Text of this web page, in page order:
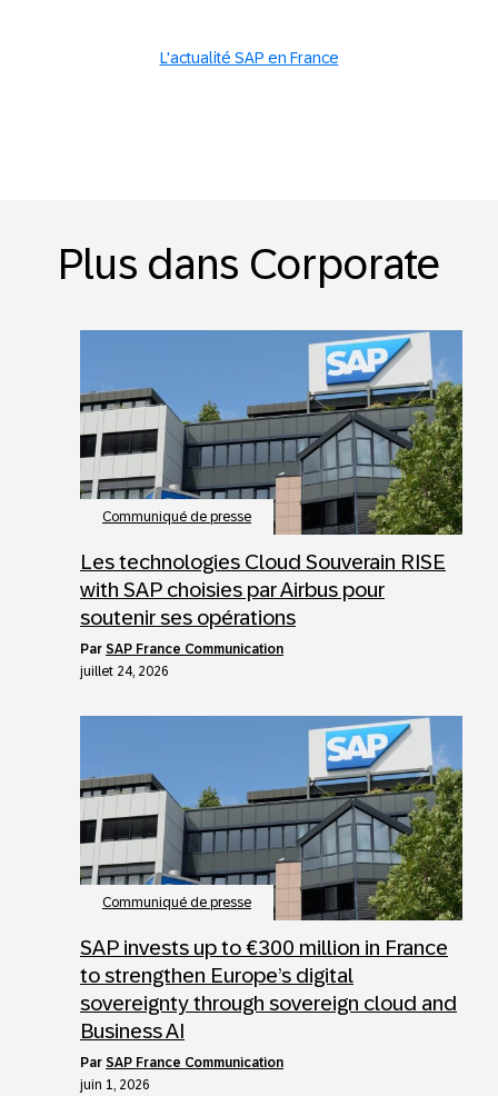
L'actualité SAP en France
Plus dans Corporate
Communiqué de presse
Les technologies Cloud Souverain RISE
with SAP choisies par Airbus pour
soutenir ses opérations
par SAP France Communication
juillet 24, 2026
Communiqué de presse
SAP invests up to €300 million in France
to strengthen Europe’s digital
sovereignty through sovereign cloud and
Business AI
par SAP France Communication
juin 1, 2026